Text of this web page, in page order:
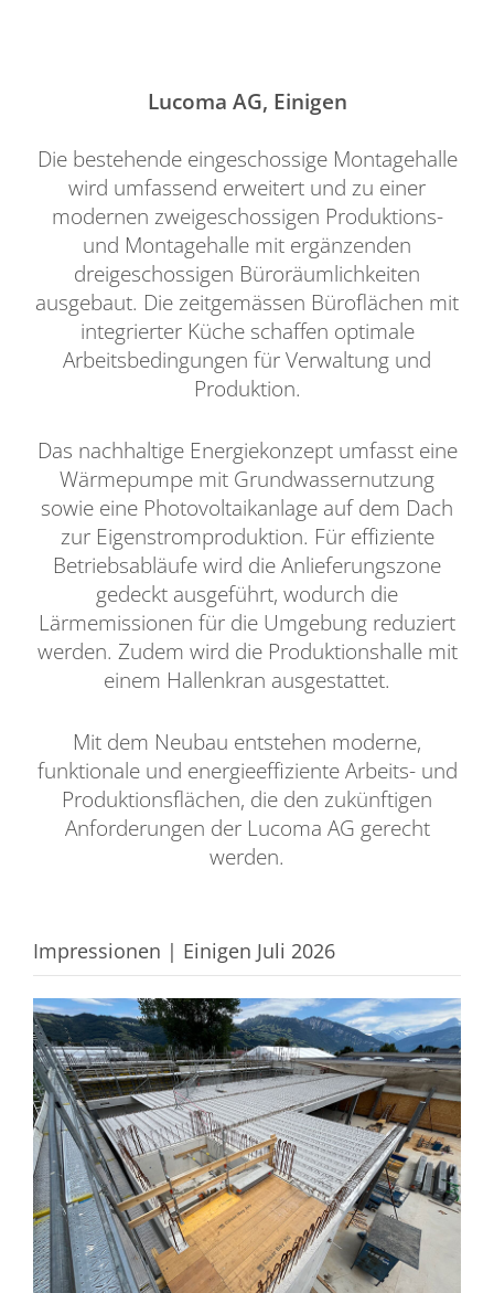
Lucoma AG, Einigen
Die bestehende eingeschossige Montagehalle
wird umfassend erweitert und zu einer
modernen zweigeschossigen Produktions-
und Montagehalle mit ergänzenden
dreigeschossigen Büroräumlichkeiten
ausgebaut. Die zeitgemässen Büroflächen mit
integrierter Küche schaffen optimale
Arbeitsbedingungen für Verwaltung und
Produktion.
Das nachhaltige Energiekonzept umfasst eine
Wärmepumpe mit Grundwassernutzung
sowie eine Photovoltaikanlage auf dem Dach
zur Eigenstromproduktion. Für effiziente
Betriebsabläufe wird die Anlieferungszone
gedeckt ausgeführt, wodurch die
Lärmemissionen für die Umgebung reduziert
werden. Zudem wird die Produktionshalle mit
einem Hallenkran ausgestattet.
Mit dem Neubau entstehen moderne,
funktionale und energieeffiziente Arbeits- und
Produktionsflächen, die den zukünftigen
Anforderungen der Lucoma AG gerecht
werden.
Impressionen | Einigen Juli 2026